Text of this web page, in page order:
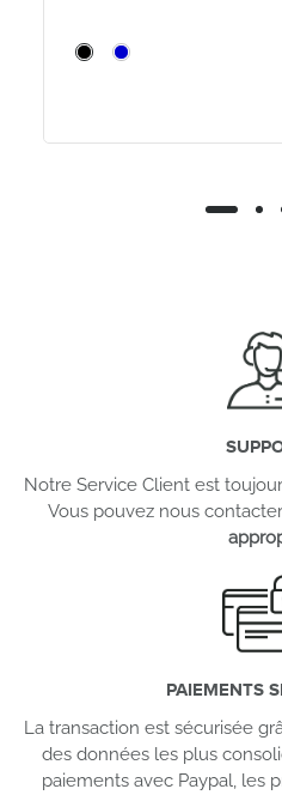
Notre Service Client est
Vous pouvez nous
PAIEMENTS
La transaction est sécurisée
des données les plus
paiements avec Paypal, les